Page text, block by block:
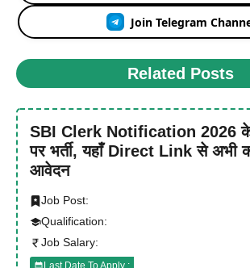
Join Telegram
Related Posts
SBI Clerk Notification 2026 के
पर भर्ती, यहाँ Direct Link से अभी
आवेदन
Job Post:
Qualification:
Job Salary: